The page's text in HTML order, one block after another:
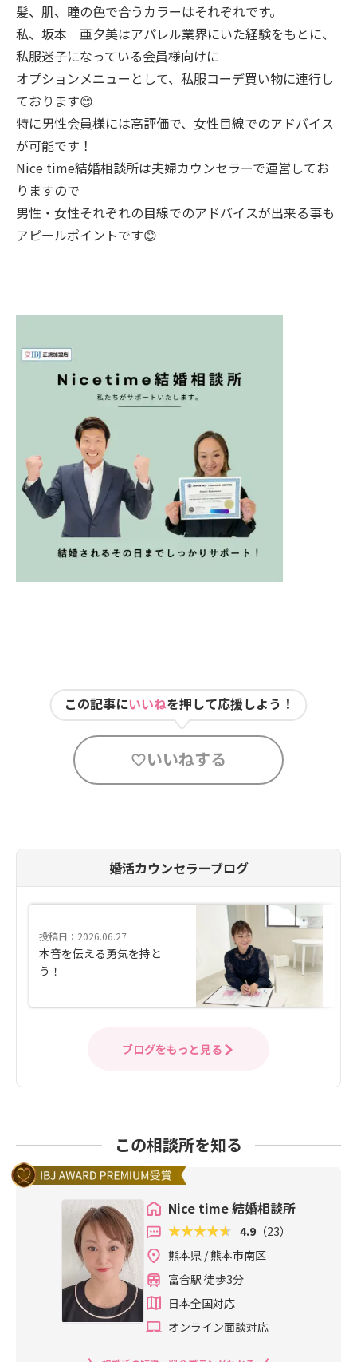
髪、肌、瞳の色で合うカラーはそれぞれです。
私、坂本 亜夕美はアパレル業界にいた経験をもとに、
私服迷子になっている会員様向けに
オプションメニューとして、私服コーデ買い物に連行し
ております😊
特に男性会員様には高評価で、女性目線でのアドバイス
が可能です！
Nice time結婚相談所は夫婦カウンセラーで運営してお
りますので
男性・女性それぞれの目線でのアドバイスが出来る事も
アピールポイントです😊
この記事にいいねを押して応援しよう！
いいねする
婚活カウンセラーブログ
投稿日：2026.06.27
本音を伝える勇気を持と
う！
ブログをもっと見る
この相談所を知る
Nice time 結婚相談所
4.9 （23）
熊本県 / 熊本市南区
富合駅 徒歩3分
日本全国対応
オンライン面談対応